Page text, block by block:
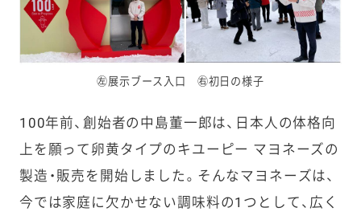
㊧展示ブース入口 ㊨初日の様子
100年前、創始者の中島董一郎は、日本人の体格向
上を願って卵黄タイプのキユーピー マヨネーズの
製造・販売を開始しました。そんなマヨネーズは、
今では家庭に欠かせない調味料の1つとして、広く